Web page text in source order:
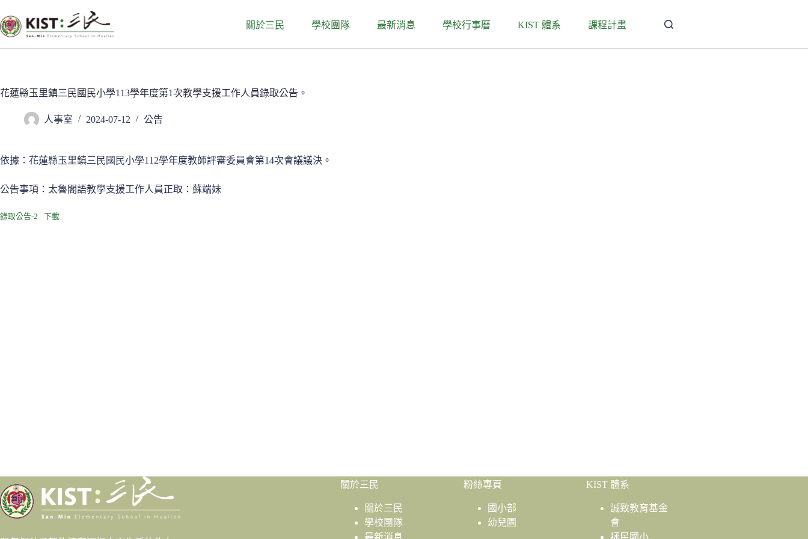
至
主
要
關於三民 學校團隊 最新消息 學校行事曆 KIST 體系 課程計畫
花蓮縣玉里鎮三民國民小學113學年度第1次教學支援工作人員錄取公告。
人事室 2024-07-12 公告
依據：花蓮縣玉里鎮三民國民小學112學年度教師評審委員會第14次會議議決。
公告事項：太魯閣語教學支援工作人員正取：蘇端妹
錄取公告-2 下載
關於三民
關於三民
學校團隊
最新消息
粉絲專頁
國小部
幼兒園
KIST 體系
誠致教育基金
會
拯民國小